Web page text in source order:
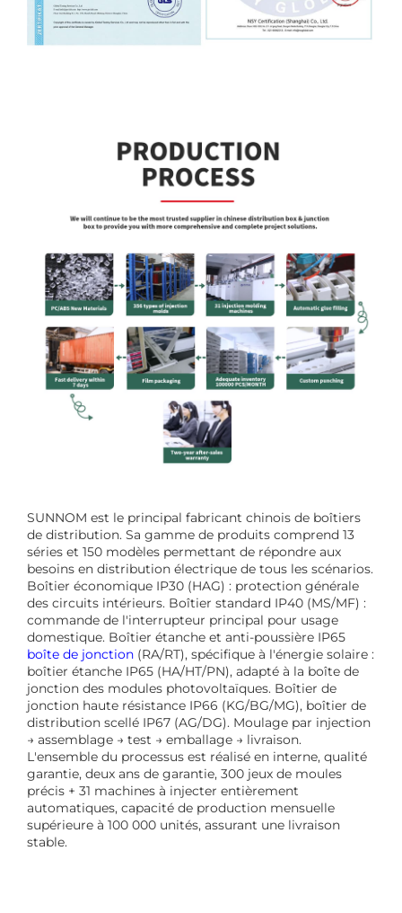
SUNNOM est le principal fabricant chinois de boîtiers
de distribution. Sa gamme de produits comprend 13
séries et 150 modèles permettant de répondre aux
besoins en distribution électrique de tous les scénarios.
Boîtier économique IP30 (HAG) : protection générale
des circuits intérieurs. Boîtier standard IP40 (MS/MF) :
commande de l'interrupteur principal pour usage
domestique. Boîtier étanche et anti-poussière IP65
boîte de jonction (RA/RT), spécifique à l'énergie solaire :
boîtier étanche IP65 (HA/HT/PN), adapté à la boîte de
jonction des modules photovoltaïques. Boîtier de
jonction haute résistance IP66 (KG/BG/MG), boîtier de
distribution scellé IP67 (AG/DG). Moulage par injection
→ assemblage → test → emballage → livraison.
L'ensemble du processus est réalisé en interne, qualité
garantie, deux ans de garantie, 300 jeux de moules
précis + 31 machines à injecter entièrement
automatiques, capacité de production mensuelle
supérieure à 100 000 unités, assurant une livraison
stable.